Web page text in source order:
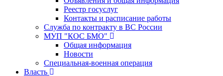
Реестр госуслуг
Контакты и расписание работы
Служба по контракту в ВС России
МУП "КОС БМО"
Общая информация
Новости
Специальная-военная операция
Власть